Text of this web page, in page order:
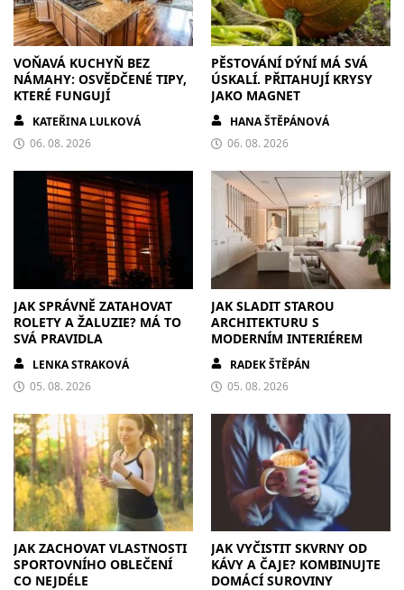
VOŇAVÁ KUCHYŇ BEZ
NÁMAHY: OSVĚDČENÉ TIPY,
KTERÉ FUNGUJÍ
KATEŘINA LULKOVÁ
06. 08. 2026
PĚSTOVÁNÍ DÝNÍ MÁ SVÁ
ÚSKALÍ. PŘITAHUJÍ KRYSY
JAKO MAGNET
HANA ŠTĚPÁNOVÁ
06. 08. 2026
JAK SPRÁVNĚ ZATAHOVAT
ROLETY A ŽALUZIE? MÁ TO
SVÁ PRAVIDLA
LENKA STRAKOVÁ
05. 08. 2026
JAK SLADIT STAROU
ARCHITEKTURU S
MODERNÍM INTERIÉREM
RADEK ŠTĚPÁN
05. 08. 2026
JAK ZACHOVAT VLASTNOSTI
SPORTOVNÍHO OBLEČENÍ
CO NEJDÉLE
JAK VYČISTIT SKVRNY OD
KÁVY A ČAJE? KOMBINUJTE
DOMÁCÍ SUROVINY